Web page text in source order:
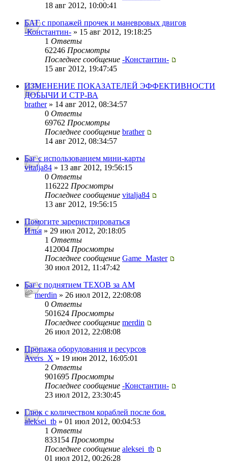
18 авг 2012, 10:00:41
БАГ с пропажей прочек и маневровых двигов
-Константин- » 15 авг 2012, 19:18:25
1 Ответы
62246 Просмотры
Последнее сообщение -Константин-
15 авг 2012, 19:47:45
ИЗМЕНЕНИЕ ПОКАЗАТЕЛЕЙ ЭФФЕКТИВНОСТИ
ДОБЫЧИ И СТР-ВА
brather» 14 авг 2012, 08:34:57
0 Ответы
69762 Просмотры
Последнее сообщение brather
14 авг 2012, 08:34:57
Баг с использованием мини-карты
vitalja84 » 13 авг 2012, 19:56:15
0 Ответы
116222 Просмотры
Последнее сообщение vitalja84
13 авг 2012, 19:56:15
Помогите зареристрироваться
Илья » 29 июл 2012, 20:18:05
1 Ответы
412004 Просмотры
Последнее сообщение Game_Master
30 июл 2012, 11:47:42
Баг с поднятием ТЕХОВ за АМ
merdin » 26 июл 2012, 22:08:08
0 Ответы
501624 Просмотры
Последнее сообщение merdin
26 июл 2012, 22:08:08
Пропажа оборудования и ресурсов
Avers_X » 19 июн 2012, 16:05:01
2 Ответы
901695 Просмотры
Последнее сообщение -Константин-
23 июл 2012, 23:30:45
Глюк с количеством кораблей после боя.
aleksei_tb » 01 июл 2012, 00:04:53
1 Ответы
833154 Просмотры
Последнее сообщение aleksei_tb
01 июл 2012, 00:26:28